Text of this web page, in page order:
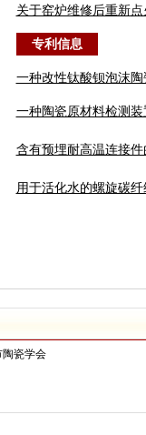
关于窑炉维修后重新
专利信息
一种改性钛酸钡泡沫
一种陶瓷原材料检测装
含有预埋耐高温连接
用于活化水的螺旋碳
瓷学会